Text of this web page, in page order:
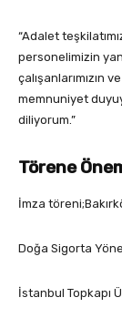
“Adalet
personelimizin
çalışanlarımızın
memnuniyet
diliyorum.”
Törene
İmza
Doğa Sigorta
İstanbul Topkapı